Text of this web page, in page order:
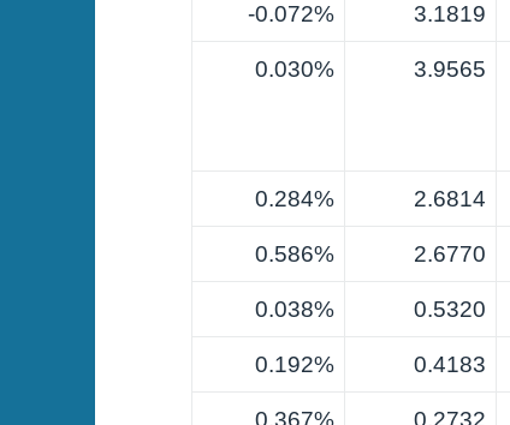
3.1819
0.072%-
3.9565
0.030%
2.6814
0.284%
2.6770
0.586%
0.5320
0.038%
0.4183
0.192%
0.2732
0.367%